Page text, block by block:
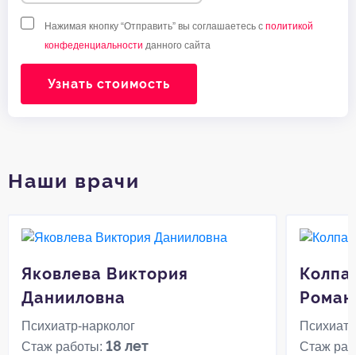
Нажимая кнопку “Отправить” вы соглашаетесь с политикой
конфеденциальности данного сайта
Узнать стоимость
Наши врачи
Яковлева Виктория
Данииловна
Психиатр-нарколог
Стаж работы:18 лет
Стаж